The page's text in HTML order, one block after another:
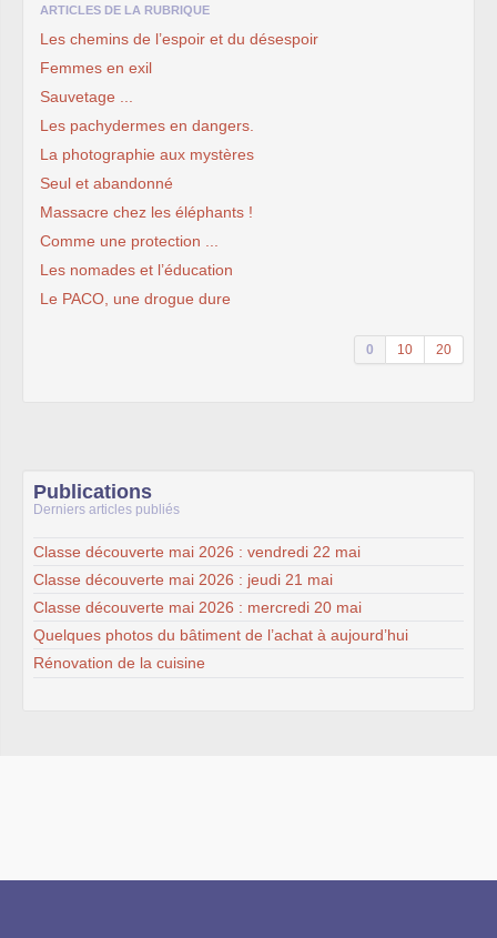
ARTICLES DE LA RUBRIQUE
Les chemins de l’espoir et du désespoir
Femmes en exil
Sauvetage ...
Les pachydermes en dangers.
La photographie aux mystères
Seul et abandonné
Massacre chez les éléphants !
Comme une protection ...
Les nomades et l’éducation
Le PACO, une drogue dure
0 10 20
Publications
Derniers articles publiés
Classe découverte mai 2026 : vendredi 22 mai
Classe découverte mai 2026 : jeudi 21 mai
Classe découverte mai 2026 : mercredi 20 mai
Quelques photos du bâtiment de l’achat à aujourd’hui
Rénovation de la cuisine